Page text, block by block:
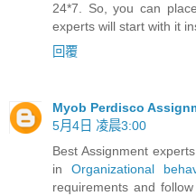
24*7. So, you can
experts will start with it
回覆
Myob Perdisco
5月4日 凌晨3:00
Best Assignment
in Organizational
requirements and